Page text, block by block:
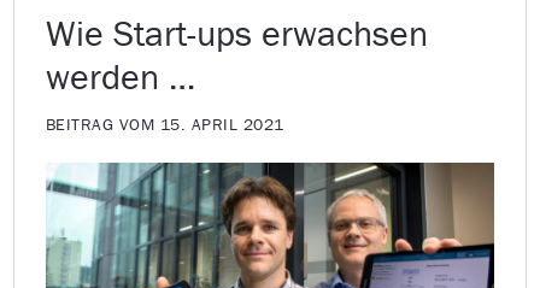
Wie Start-ups erwachsen
werden …
BEITRAG VOM 15. APRIL 2021